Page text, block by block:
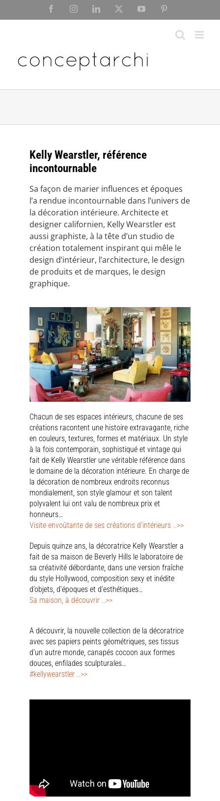
content
FacebookInstagramLinkedIn YouTube
Kelly Wearstler, référence
incontournable
Sa façon de marier influences et époques
l’a rendue incontournable dans l’univers de
la décoration intérieure. Architecte et
designer californien, Kelly Wearstler est
aussi graphiste, à la tête d’un studio de
création totalement inspirant qui mêle le
design d’intérieur, l’architecture, le design
de produits et de marques, le design
graphique.
Chacun de ses espaces intérieurs, chacune de ses
créations racontent une histoire extravagante, riche
en couleurs, textures, formes et matériaux. Un style
à la fois contemporain, sophistiqué et vintage qui
fait de Kelly Wearstler une véritable référence dans
le domaine de la décoration intérieure. En charge de
la décoration de nombreux endroits reconnus
mondialement, son style glamour et son talent
polyvalent lui ont valu de nombreux prix et
honneurs…
Visite envoûtante de ses créations d’intérieurs ..>>
Depuis quinze ans, la décoratrice Kelly Wearstler a
fait de sa maison de Beverly Hills le laboratoire de
sa créativité débordante, dans une version fraîche
du style Hollywood, composition sexy et inédite
d’objets, d’époques et d’esthétiques…
Sa maison, à découvrir ..>>
A découvrir, la nouvelle collection de la décoratrice
avec ses papiers peints géométriques, ses tissus
d’un autre monde, canapés cocoon aux formes
douces, enfilades sculpturales…
#kellywearstler ..>>